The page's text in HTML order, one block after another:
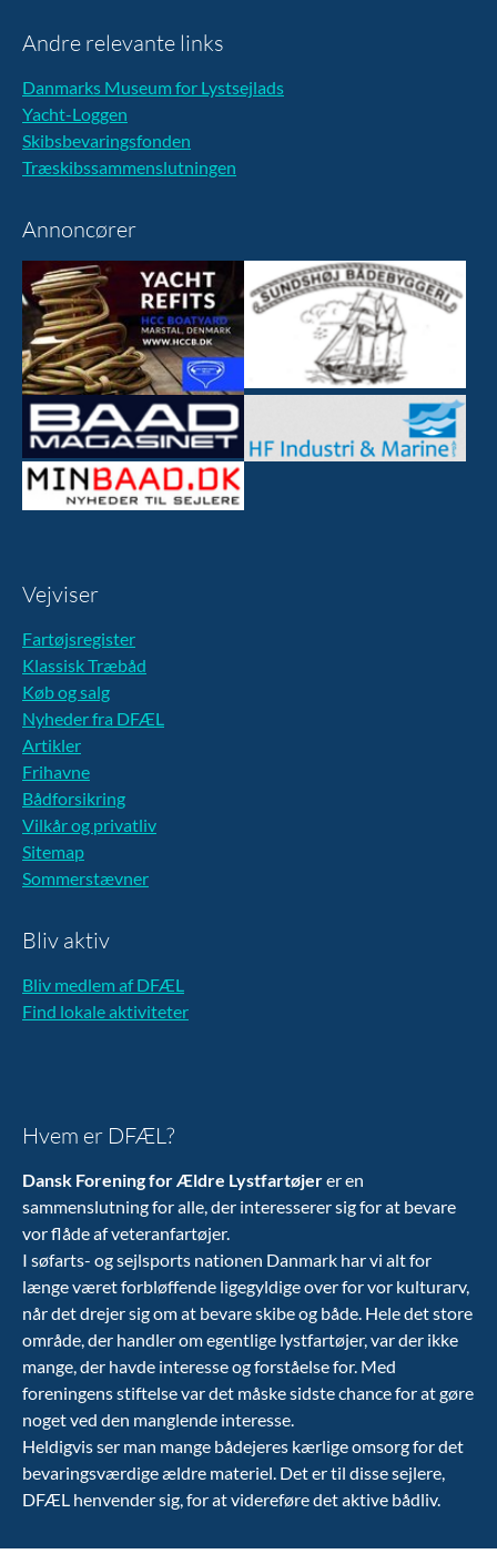
Andre relevante links
Danmarks Museum for Lystsejlads
Yacht-Loggen
Skibsbevaringsfonden
Træskibssammenslutningen
Annoncører
Vejviser
Fartøjsregister
Klassisk Træbåd
Køb og salg
Nyheder fra DFÆL
Artikler
Frihavne
Bådforsikring
Vilkår og privatliv
Sitemap
Sommerstævner
Bliv aktiv
Bliv medlem af DFÆL
Find lokale aktiviteter
Hvem er DFÆL?
Dansk Forening for Ældre Lystfartøjerer en
sammenslutning for alle, der interesserer sig for at bevare
vor flåde af veteranfartøjer.
I søfarts- og sejlsports nationen Danmark har vi alt for
længe været forbløffende ligegyldige over for vor kulturarv,
når det drejer sig om at bevare skibe og både. Hele det store
område, der handler om egentlige lystfartøjer, var der ikke
mange, der havde interesse og forståelse for. Med
foreningens stiftelse var det måske sidste chance for at gøre
noget ved den manglende interesse.
Heldigvis ser man mange bådejeres kærlige omsorg for det
bevaringsværdige ældre materiel. Det er til disse sejlere,
DFÆL henvender sig, for at videreføre det aktive bådliv.